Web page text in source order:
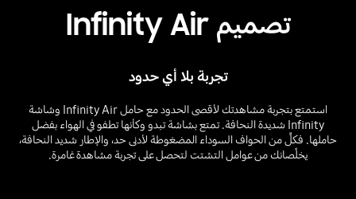
تصميم Infinity Air
تجربة بلا أي حدود
استمتع بتجربة مشاهدتك لأقصى الحدود مع حامل Infinity Air وشاشة
Infinity شديدة النحافة. تمتع بشاشة تبدو وكأنها تطفو في الهواء بفضل
حاملها. فكلٌّ من الحواف السوداء المضغوطة لأدنى حد، والإطار شديد النحافة،
يخلِّصانك من عوامل التشتت لتحصل على تجربة مشاهدة غامرة.